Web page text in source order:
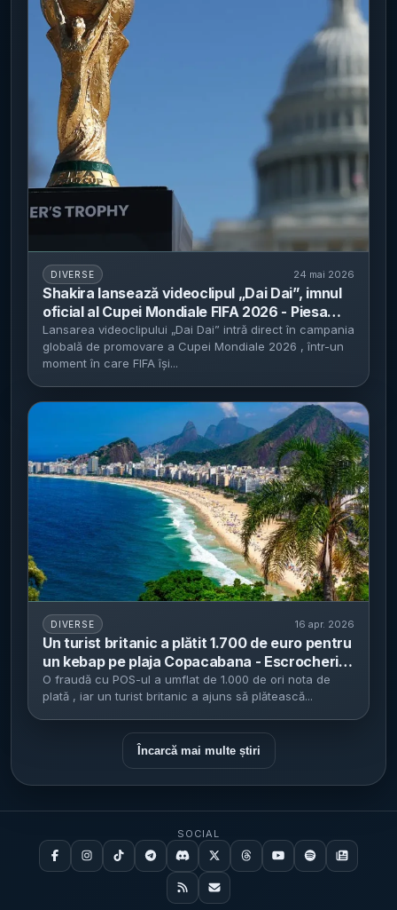
DIVERSE 24 mai 2026
Shakira lansează videoclipul „Dai Dai”, imnul
oficial al Cupei Mondiale FIFA 2026 - Piesa
este folosită în campania promoțională a
turneului din SUA, Canada și Mexic
Lansarea videoclipului „Dai Dai” intră direct în campania
globală de promovare a Cupei Mondiale 2026 , într-un
moment în care FIFA își...
DIVERSE 16 apr. 2026
Un turist britanic a plătit 1.700 de euro pentru
un kebap pe plaja Copacabana - Escrocheria
implică manipularea terminalului de plată și
vizează turiștii străini
O fraudă cu POS-ul a umflat de 1.000 de ori nota de
plată , iar un turist britanic a ajuns să plătească...
Încarcă mai multe știri
SOCIAL